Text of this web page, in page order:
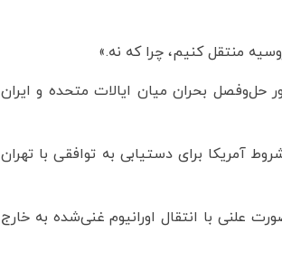
منتقل کنیم، چرا که نه.»
حل‌وفصل بحران میان ایالات متحده و ایران
آمریکا برای دستیابی به توافقی با تهران
علنی با انتقال اورانیوم غنی‌شده به خارج